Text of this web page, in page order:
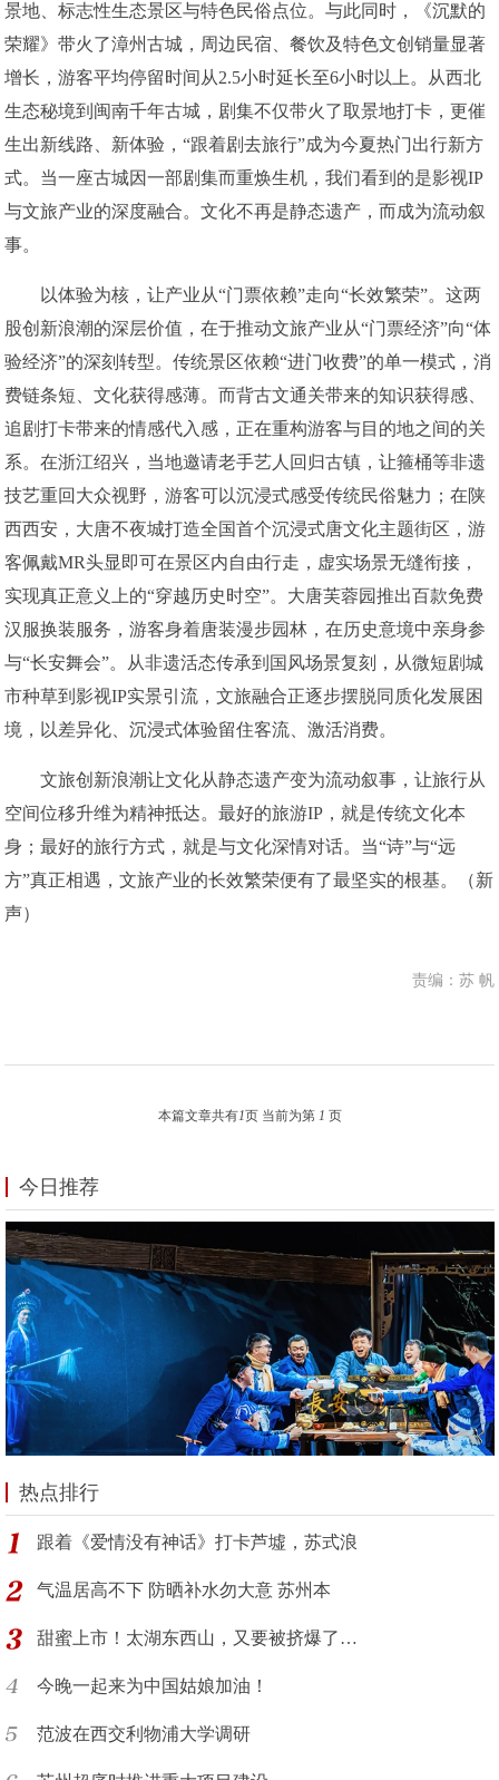
景地、标志性生态景区与特色民俗点位。与此同时，《沉默的
荣耀》带火了漳州古城，周边民宿、餐饮及特色文创销量显著
增长，游客平均停留时间从2.5小时延长至6小时以上。从西北
生态秘境到闽南千年古城，剧集不仅带火了取景地打卡，更催
生出新线路、新体验，“跟着剧去旅行”成为今夏热门出行新方
式。当一座古城因一部剧集而重焕生机，我们看到的是影视IP
与文旅产业的深度融合。文化不再是静态遗产，而成为流动叙
事。
以体验为核，让产业从“门票依赖”走向“长效繁荣”。这两
股创新浪潮的深层价值，在于推动文旅产业从“门票经济”向“体
验经济”的深刻转型。传统景区依赖“进门收费”的单一模式，消
费链条短、文化获得感薄。而背古文通关带来的知识获得感、
追剧打卡带来的情感代入感，正在重构游客与目的地之间的关
系。在浙江绍兴，当地邀请老手艺人回归古镇，让箍桶等非遗
技艺重回大众视野，游客可以沉浸式感受传统民俗魅力；在陕
西西安，大唐不夜城打造全国首个沉浸式唐文化主题街区，游
客佩戴MR头显即可在景区内自由行走，虚实场景无缝衔接，
实现真正意义上的“穿越历史时空”。大唐芙蓉园推出百款免费
汉服换装服务，游客身着唐装漫步园林，在历史意境中亲身参
与“长安舞会”。从非遗活态传承到国风场景复刻，从微短剧城
市种草到影视IP实景引流，文旅融合正逐步摆脱同质化发展困
境，以差异化、沉浸式体验留住客流、激活消费。
文旅创新浪潮让文化从静态遗产变为流动叙事，让旅行从
空间位移升维为精神抵达。最好的旅游IP，就是传统文化本
身；最好的旅行方式，就是与文化深情对话。当“诗”与“远
方”真正相遇，文旅产业的长效繁荣便有了最坚实的根基。（新
声）
责编：苏 帆
本篇文章共有1页 当前为第 1 页
今日推荐
热点排行
跟着《爱情没有神话》打卡芦墟，苏式浪
气温居高不下 防晒补水勿大意 苏州本
甜蜜上市！太湖东西山，又要被挤爆了…
今晚一起来为中国姑娘加油！
范波在西交利物浦大学调研